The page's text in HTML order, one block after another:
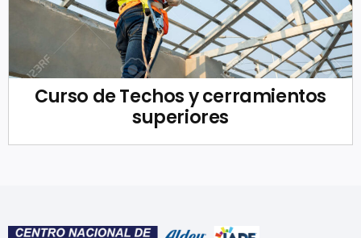
Curso de Techos y cerramientos
superiores